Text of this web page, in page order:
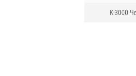
K-3000